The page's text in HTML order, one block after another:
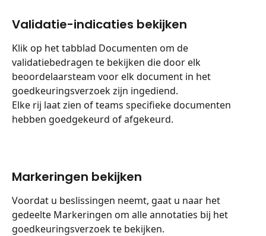
Validatie-indicaties bekijken
Klik op het tabblad Documenten om de
validatiebedragen te bekijken die door elk
beoordelaarsteam voor elk document in het
goedkeuringsverzoek zijn ingediend.
Elke rij laat zien of teams specifieke documenten
hebben goedgekeurd of afgekeurd.
Markeringen bekijken
Voordat u beslissingen neemt, gaat u naar het
gedeelte Markeringen om alle annotaties bij het
goedkeuringsverzoek te bekijken.